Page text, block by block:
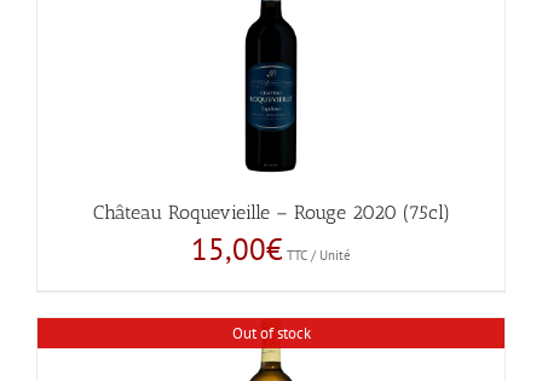
Château Roquevieille – Rouge 2020 (75cl)
15,00€ TTC / Unité
Out of stock